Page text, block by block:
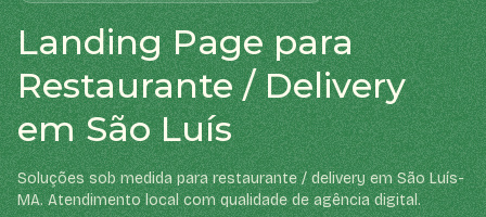
Landing Page para
Restaurante / Delivery
em São Luís
Soluções sob medida para restaurante / delivery em São Luís-
MA. Atendimento local com qualidade de agência digital.